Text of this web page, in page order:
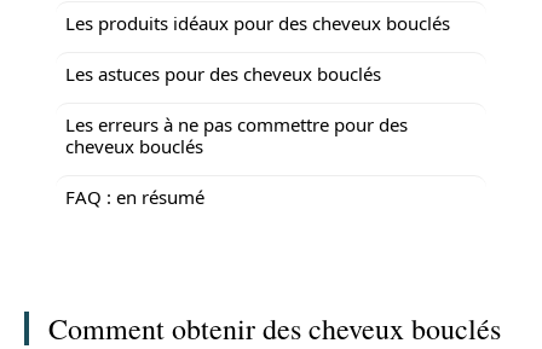
Les produits idéaux pour des cheveux bouclés
Les astuces pour des cheveux bouclés
Les erreurs à ne pas commettre pour des
cheveux bouclés
FAQ : en résumé
Comment obtenir des cheveux bouclés